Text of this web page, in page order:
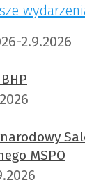
2.9.2026
MSPO